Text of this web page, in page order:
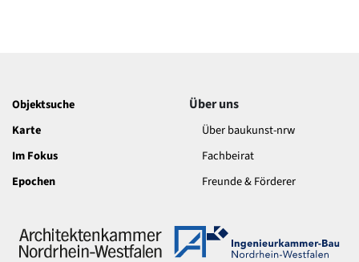
Objektsuche
Karte
Im Fokus
Epochen
Über uns
Über baukunst-nrw
Fachbeirat
Freunde & Förderer